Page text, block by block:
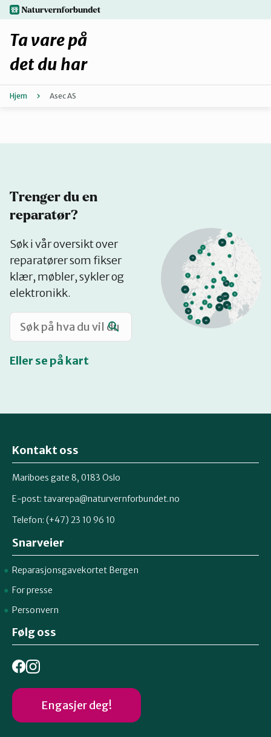
Hopp
til
hovedinnhold
Forbehold
Hvorfor reparere?
Katalog
Mitt navn
Retten til reparasjon
naturvernforbundet.no
Ta vare på
det du har
Hjem Asec AS
Trenger du en
reparatør?
Søk i vår oversikt over
reparatører som fikser
klær, møbler, sykler og
elektronikk.
Eller se på kart
på
kart
Kontakt oss
Mariboes gate 8, 0183 Oslo
E-post: tavarepa@naturvernforbundet.no
Telefon: (+47) 23 10 96 10
Snarveier
Reparasjonsgavekortet Bergen
For presse
Personvern
Følg oss
Engasjer deg!